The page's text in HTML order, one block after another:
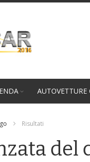
Risultati
del